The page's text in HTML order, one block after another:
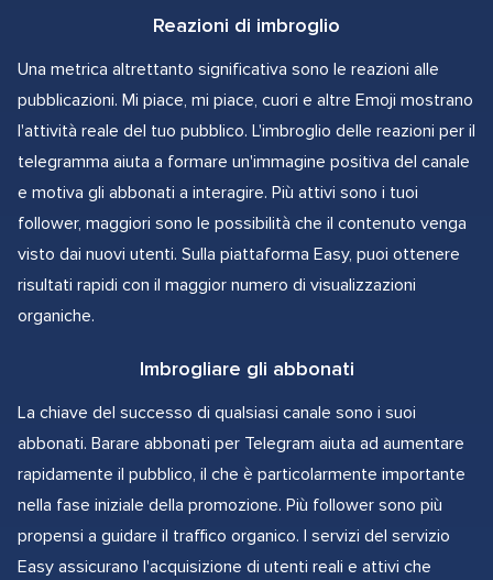
Reazioni di imbroglio
Una metrica altrettanto significativa sono le reazioni alle
pubblicazioni. Mi piace, mi piace, cuori e altre Emoji mostrano
l'attività reale del tuo pubblico. L'imbroglio delle reazioni per il
telegramma aiuta a formare un'immagine positiva del canale
e motiva gli abbonati a interagire. Più attivi sono i tuoi
follower, maggiori sono le possibilità che il contenuto venga
visto dai nuovi utenti. Sulla piattaforma Easy, puoi ottenere
risultati rapidi con il maggior numero di visualizzazioni
organiche.
Imbrogliare gli abbonati
La chiave del successo di qualsiasi canale sono i suoi
abbonati. Barare abbonati per Telegram aiuta ad aumentare
rapidamente il pubblico, il che è particolarmente importante
nella fase iniziale della promozione. Più follower sono più
propensi a guidare il traffico organico. I servizi del servizio
Easy assicurano l'acquisizione di utenti reali e attivi che